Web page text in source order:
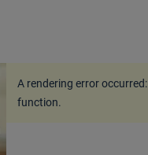
A rendering error occurred:
function.